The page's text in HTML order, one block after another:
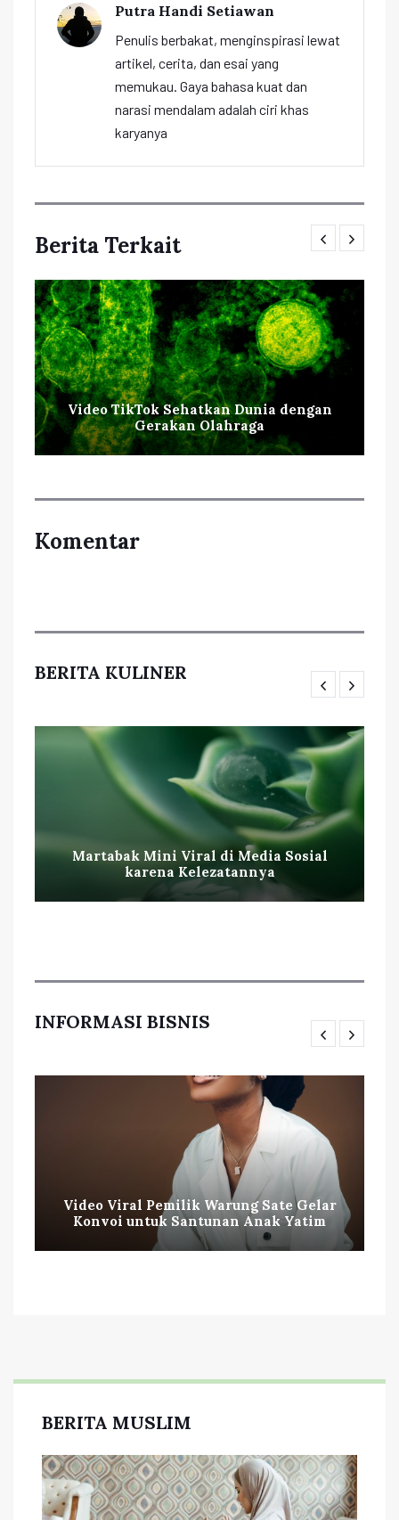
Putra Handi Setiawan
Penulis berbakat, menginspirasi lewat
artikel, cerita, dan esai yang
memukau. Gaya bahasa kuat dan
narasi mendalam adalah ciri khas
karyanya
Berita Terkait
Video TikTok Sehatkan Dunia dengan
Gerakan Olahraga
Komentar
BERITA KULINER
Martabak Mini Viral di Media Sosial
karena Kelezatannya
INFORMASI BISNIS
Video Viral Pemilik Warung Sate Gelar
Konvoi untuk Santunan Anak Yatim
BERITA MUSLIM